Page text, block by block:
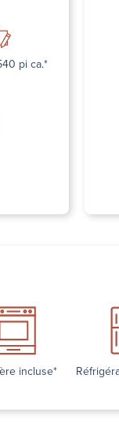
pi ca.*
incluse*